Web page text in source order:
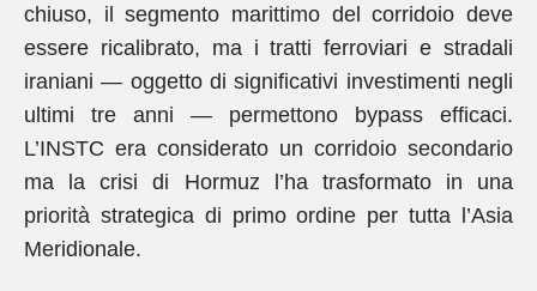
chiuso, il segmento marittimo del corridoio deve
essere ricalibrato, ma i tratti ferroviari e stradali
iraniani — oggetto di significativi investimenti negli
ultimi tre anni — permettono bypass efficaci.
L’INSTC era considerato un corridoio secondario
ma la crisi di Hormuz l’ha trasformato in una
priorità strategica di primo ordine per tutta l’Asia
Meridionale.